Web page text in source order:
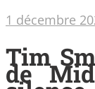
1 décembre
Tim
de